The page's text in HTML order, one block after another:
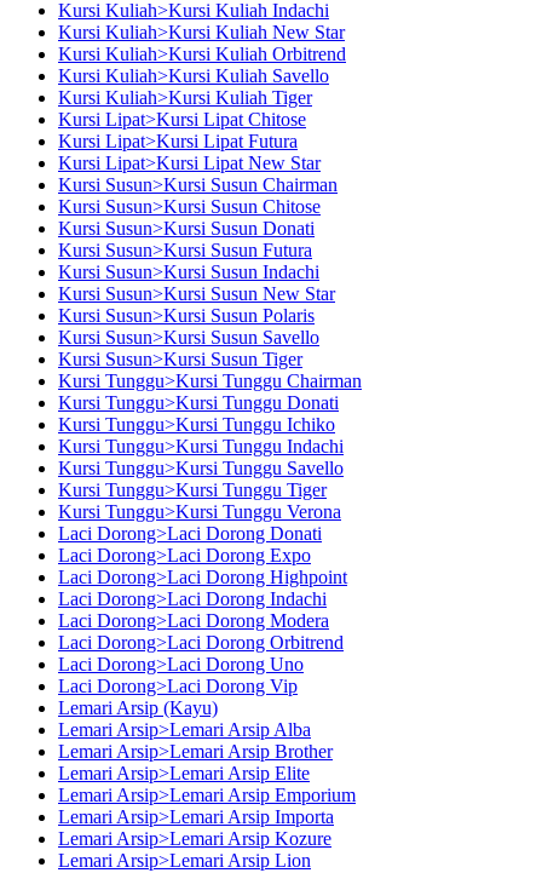
Kursi Kuliah>Kursi Kuliah Indachi
Kursi Kuliah>Kursi Kuliah New Star
Kursi Kuliah>Kursi Kuliah Orbitrend
Kursi Kuliah>Kursi Kuliah Savello
Kursi Kuliah>Kursi Kuliah Tiger
Kursi Lipat>Kursi Lipat Chitose
Kursi Lipat>Kursi Lipat Futura
Kursi Lipat>Kursi Lipat New Star
Kursi Susun>Kursi Susun Chairman
Kursi Susun>Kursi Susun Chitose
Kursi Susun>Kursi Susun Donati
Kursi Susun>Kursi Susun Futura
Kursi Susun>Kursi Susun Indachi
Kursi Susun>Kursi Susun New Star
Kursi Susun>Kursi Susun Polaris
Kursi Susun>Kursi Susun Savello
Kursi Susun>Kursi Susun Tiger
Kursi Tunggu>Kursi Tunggu Chairman
Kursi Tunggu>Kursi Tunggu Donati
Kursi Tunggu>Kursi Tunggu Ichiko
Kursi Tunggu>Kursi Tunggu Indachi
Kursi Tunggu>Kursi Tunggu Savello
Kursi Tunggu>Kursi Tunggu Tiger
Kursi Tunggu>Kursi Tunggu Verona
Laci Dorong>Laci Dorong Donati
Laci Dorong>Laci Dorong Expo
Laci Dorong>Laci Dorong Highpoint
Laci Dorong>Laci Dorong Indachi
Laci Dorong>Laci Dorong Modera
Laci Dorong>Laci Dorong Orbitrend
Laci Dorong>Laci Dorong Uno
Laci Dorong>Laci Dorong Vip
Lemari Arsip (Kayu)
Lemari Arsip>Lemari Arsip Alba
Lemari Arsip>Lemari Arsip Brother
Lemari Arsip>Lemari Arsip Elite
Lemari Arsip>Lemari Arsip Emporium
Lemari Arsip>Lemari Arsip Importa
Lemari Arsip>Lemari Arsip Kozure
Lemari Arsip>Lemari Arsip Lion